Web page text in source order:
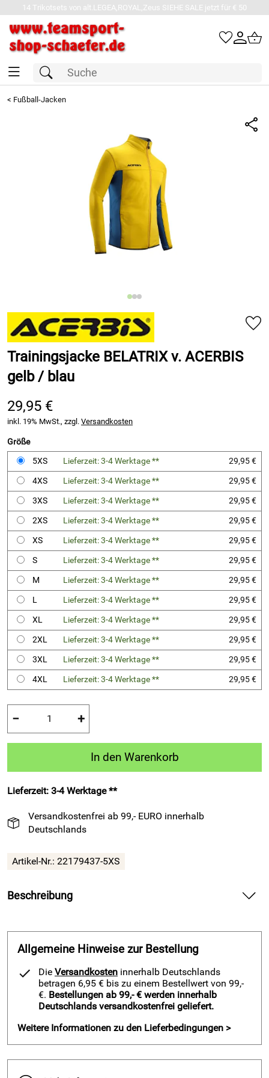
14 Trikotsets von alt.LEGEA,ROYAL,Zeus SIEHE SALE jetzt für € 50
< Fußball-Jacken
Trainingsjacke BELATRIX v. ACERBIS
gelb / blau
29,95 €
inkl. 19% MwSt., zzgl. Versandkosten
Größe
5XS
Lieferzeit: 3-4 Werktage **
29,95 €
4XS
Lieferzeit: 3-4 Werktage **
29,95 €
3XS
Lieferzeit: 3-4 Werktage **
29,95 €
2XS
Lieferzeit: 3-4 Werktage **
29,95 €
XS
Lieferzeit: 3-4 Werktage **
29,95 €
S
Lieferzeit: 3-4 Werktage **
29,95 €
M
Lieferzeit: 3-4 Werktage **
29,95 €
L
Lieferzeit: 3-4 Werktage **
29,95 €
XL
Lieferzeit: 3-4 Werktage **
29,95 €
2XL
Lieferzeit: 3-4 Werktage **
29,95 €
3XL
Lieferzeit: 3-4 Werktage **
29,95 €
4XL
Lieferzeit: 3-4 Werktage ** 29,95 €
− +
In den Warenkorb
Lieferzeit: 3-4 Werktage **
Versandkostenfrei ab 99,- EURO innerhalb
Deutschlands
Artikel-Nr.: 22179437-5XS
Beschreibung
— bringt dynamischen Style und zuverlässigen Komfort in
dein Training.
Spüre mit der Trainingsjacke BELATRIX von ACERBIS die
leichte Qualität auf deiner Haut und bewege dich frei bei
jeder Einheit. Nutze den durchgehenden, robusten
Reißverschluss und sichere deine Essentials in den
Hüftbund zuverlässig die Wärme und bleibe fokussiert,
wenn der Wind auffrischt.
Allgemeine Hinweise zur Bestellung
Die Versandkosten innerhalb Deutschlands
betragen 6,95 € bis zu einem Bestellwert von 99,-
€. Bestellungen ab 99,- € werden innerhalb
Deutschlands versandkostenfrei geliefert.
Weitere Informationen zu den Lieferbedingungen >